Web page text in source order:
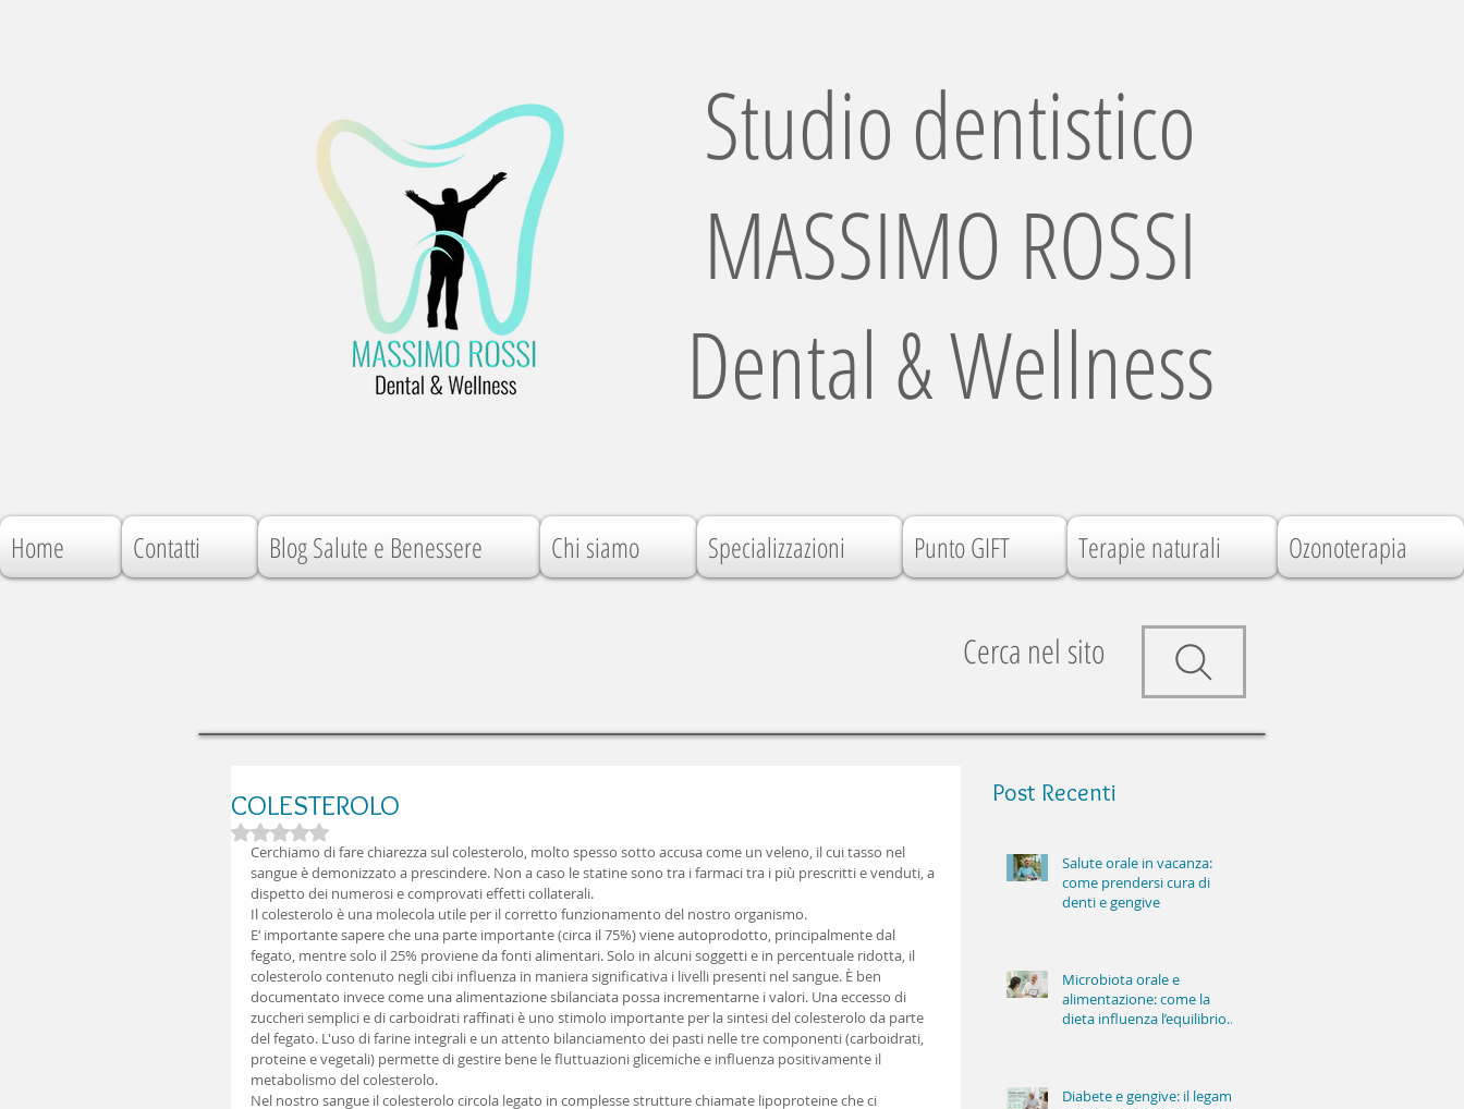
Studio dentistico
MASSIMO ROSSI
Dental & Wellness
Home Contatti Blog Salute e Benessere Chi siamo Specializzazioni Punto GIFT Terapie naturali Ozonoterapia
Cerca nel sito
COLESTEROLO
Valutazione NaN stelle su 5.
Cerchiamo di fare chiarezza sul colesterolo, molto spesso sotto accusa come un veleno, il cui tasso nel
sangue è demonizzato a prescindere. Non a caso le statine sono tra i farmaci tra i più prescritti e venduti, a
dispetto dei numerosi e comprovati effetti collaterali.
Il colesterolo è una molecola utile per il corretto funzionamento del nostro organismo.
E‘ importante sapere che una parte importante (circa il 75%) viene autoprodotto, principalmente dal
fegato, mentre solo il 25% proviene da fonti alimentari. Solo in alcuni soggetti e in percentuale ridotta, il
colesterolo contenuto negli cibi influenza in maniera significativa i livelli presenti nel sangue. È ben
documentato invece come una alimentazione sbilanciata possa incrementarne i valori. Una eccesso di
zuccheri semplici e di carboidrati raffinati è uno stimolo importante per la sintesi del colesterolo da parte
del fegato. L'uso di farine integrali e un attento bilanciamento dei pasti nelle tre componenti (carboidrati,
proteine e vegetali) permette di gestire bene le fluttuazioni glicemiche e influenza positivamente il
metabolismo del colesterolo.
Nel nostro sangue il colesterolo circola legato in complesse strutture chiamate lipoproteine che ci
Post Recenti
Salute orale in vacanza:
come prendersi cura di
denti e gengive
Microbiota orale e
alimentazione: come la
dieta influenza l’equilibrio
Diabete e gengive: il legame